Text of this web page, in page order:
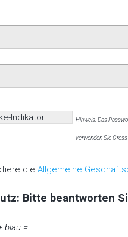
Indikator Hinweis: Das
verwenden Sie
die Allgemeine
Bitte beantworten
blau =